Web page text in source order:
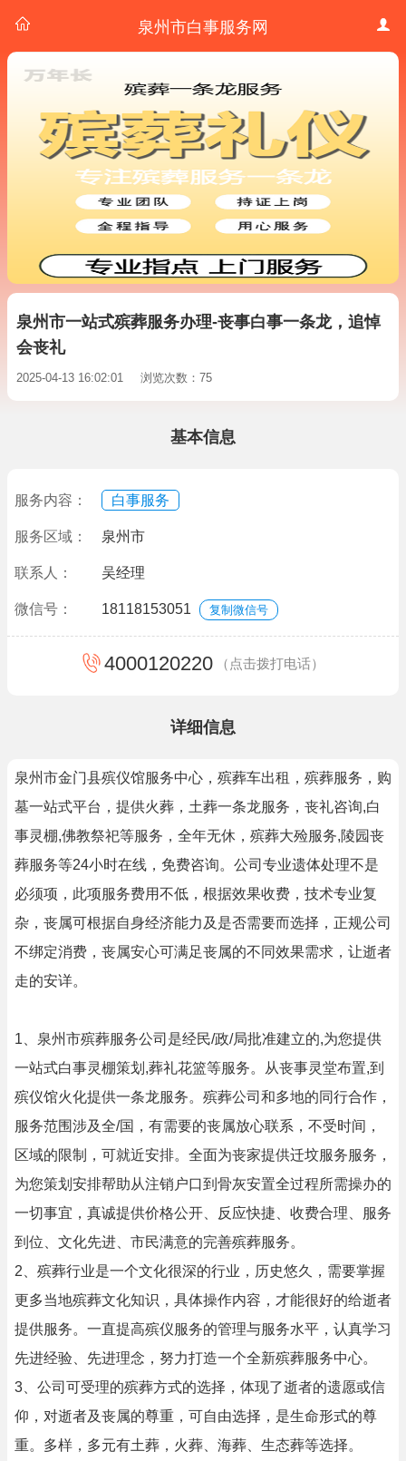
泉州市白事服务网
泉州市一站式殡葬服务办理-丧事白事一条龙，追悼
会丧礼
2025-04-13 16:02:01 浏览次数：75
基本信息
服务内容： 白事服务
服务区域： 泉州市
联系人： 吴经理
微信号： 18118153051 复制微信号
4000120220 （点击拨打电话）
详细信息
泉州市金门县殡仪馆服务中心，殡葬车出租，殡葬服务，购
墓一站式平台，提供火葬，土葬一条龙服务，丧礼咨询,白
事灵棚,佛教祭祀等服务，全年无休，殡葬大殓服务,陵园丧
葬服务等24小时在线，免费咨询。公司专业遗体处理不是
必须项，此项服务费用不低，根据效果收费，技术专业复
杂，丧属可根据自身经济能力及是否需要而选择，正规公司
不绑定消费，丧属安心可满足丧属的不同效果需求，让逝者
走的安详。
1、泉州市殡葬服务公司是经民/政/局批准建立的,为您提供
一站式白事灵棚策划,葬礼花篮等服务。从丧事灵堂布置,到
殡仪馆火化提供一条龙服务。殡葬公司和多地的同行合作，
服务范围涉及全/国，有需要的丧属放心联系，不受时间，
区域的限制，可就近安排。全面为丧家提供迁坟服务服务，
为您策划安排帮助从注销户口到骨灰安置全过程所需操办的
一切事宜，真诚提供价格公开、反应快捷、收费合理、服务
到位、文化先进、市民满意的完善殡葬服务。
2、殡葬行业是一个文化很深的行业，历史悠久，需要掌握
更多当地殡葬文化知识，具体操作内容，才能很好的给逝者
提供服务。一直提高殡仪服务的管理与服务水平，认真学习
先进经验、先进理念，努力打造一个全新殡葬服务中心。
3、公司可受理的殡葬方式的选择，体现了逝者的遗愿或信
仰，对逝者及丧属的尊重，可自由选择，是生命形式的尊
重。多样，多元有土葬，火葬、海葬、生态葬等选择。